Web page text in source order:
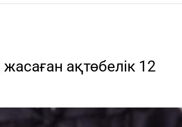
ақтөбелік 12